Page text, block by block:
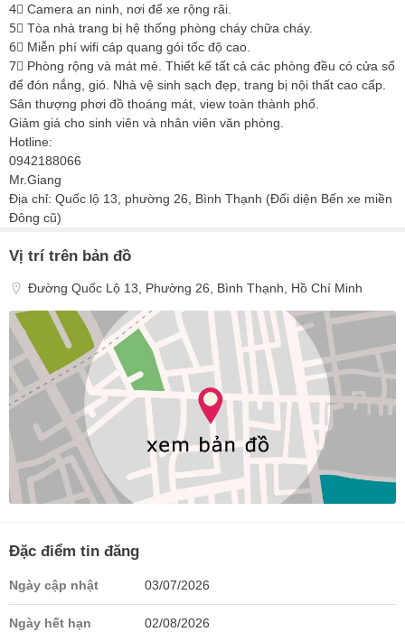
4⃣ Camera an ninh, nơi để xe rộng rãi.
5⃣ Tòa nhà trang bị hệ thống phòng cháy chữa cháy.
6⃣ Miễn phí wifi cáp quang gói tốc độ cao.
7⃣ Phòng rộng và mát mẻ. Thiết kế tất cả các phòng đều có cửa sổ
để đón nắng, gió. Nhà vệ sinh sạch đẹp, trang bị nội thất cao cấp.
Sân thượng phơi đồ thoáng mát, view toàn thành phố.
Giảm giá cho sinh viên và nhân viên văn phòng.
Hotline:
0942188066
Mr.Giang
Địa chỉ: Quốc lộ 13, phường 26, Bình Thạnh (Đối diện Bến xe miền
Đông cũ)
Vị trí trên bản đồ
Đường Quốc Lộ 13, Phường 26, Bình Thạnh, Hồ Chí Minh
Đặc điểm tin đăng
Ngày cập nhật 03/07/2026
Ngày hết hạn 02/08/2026